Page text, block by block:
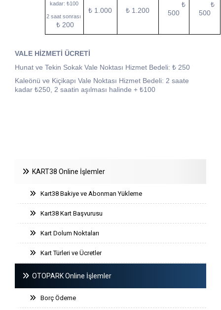
kadar: ₺100
2 saat sonrası
₺ 200
₺ 1.000 ₺ 1.200
₺
500
₺
500
VALE HİZMETİ ÜCRETİ
Hunat ve Tekin Sokak Vale Noktası Hizmet Bedeli: ₺ 250
Kaleönü ve Kiçikapı Vale Noktası Hizmet Bedeli: 2 saate
kadar ₺250, 2 saatin aşılması halinde + ₺100
KART38 Online İşlemler
Kart38 Bakiye ve Abonman Yükleme
Kart38 Kart Başvurusu
Kart Dolum Noktaları
Kart Türleri ve Ücretler
OTOPARK Online İşlemler
Borç Ödeme